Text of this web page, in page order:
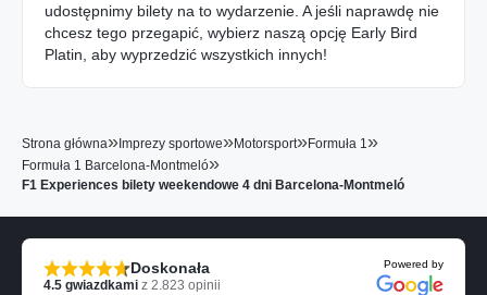
udostępnimy bilety na to wydarzenie. A jeśli naprawdę nie
chcesz tego przegapić, wybierz naszą opcję Early Bird
Platin, aby wyprzedzić wszystkich innych!
Strona główna» Imprezy sportowe»Motorsport»Formuła 1»
Formuła 1 Barcelona-Montmeló»
F1 Experiences bilety weekendowe 4 dni Barcelona-Montmeló
Doskonała
4.5 gwiazdkami z 2.823 opinii
Powered by